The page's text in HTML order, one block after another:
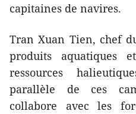
capitaines de navires.
Tran Xuan Tien, chef
produits aquatiques
ressources
parallèle de ces
collabore avec les